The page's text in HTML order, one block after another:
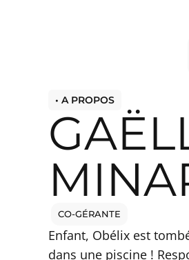
• A PROPOS
CO-GÉRANTE
Enfant, Obélix est
dans une piscine !